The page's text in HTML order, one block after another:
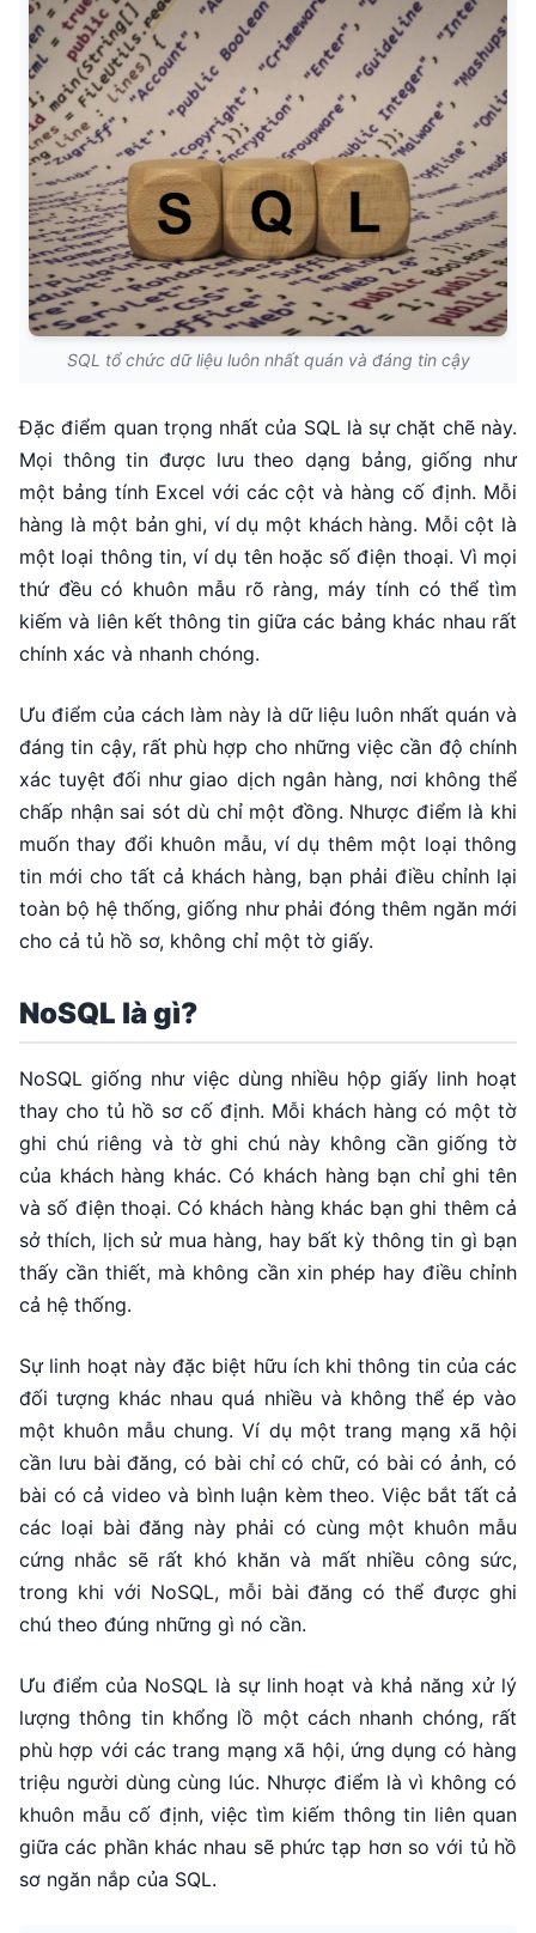
SQL tổ chức dữ liệu luôn nhất quán và đáng tin cậy
Đặc điểm quan trọng nhất của SQL là sự chặt chẽ này.
Mọi thông tin được lưu theo dạng bảng, giống như
một bảng tính Excel với các cột và hàng cố định. Mỗi
hàng là một bản ghi, ví dụ một khách hàng. Mỗi cột là
một loại thông tin, ví dụ tên hoặc số điện thoại. Vì mọi
thứ đều có khuôn mẫu rõ ràng, máy tính có thể tìm
kiếm và liên kết thông tin giữa các bảng khác nhau rất
chính xác và nhanh chóng.
Ưu điểm của cách làm này là dữ liệu luôn nhất quán và
đáng tin cậy, rất phù hợp cho những việc cần độ chính
xác tuyệt đối như giao dịch ngân hàng, nơi không thể
chấp nhận sai sót dù chỉ một đồng. Nhược điểm là khi
muốn thay đổi khuôn mẫu, ví dụ thêm một loại thông
tin mới cho tất cả khách hàng, bạn phải điều chỉnh lại
toàn bộ hệ thống, giống như phải đóng thêm ngăn mới
cho cả tủ hồ sơ, không chỉ một tờ giấy.
NoSQL là gì?
NoSQL giống như việc dùng nhiều hộp giấy linh hoạt
thay cho tủ hồ sơ cố định. Mỗi khách hàng có một tờ
ghi chú riêng và tờ ghi chú này không cần giống tờ
của khách hàng khác. Có khách hàng bạn chỉ ghi tên
và số điện thoại. Có khách hàng khác bạn ghi thêm cả
sở thích, lịch sử mua hàng, hay bất kỳ thông tin gì bạn
thấy cần thiết, mà không cần xin phép hay điều chỉnh
cả hệ thống.
Sự linh hoạt này đặc biệt hữu ích khi thông tin của các
đối tượng khác nhau quá nhiều và không thể ép vào
một khuôn mẫu chung. Ví dụ một trang mạng xã hội
cần lưu bài đăng, có bài chỉ có chữ, có bài có ảnh, có
bài có cả video và bình luận kèm theo. Việc bắt tất cả
các loại bài đăng này phải có cùng một khuôn mẫu
cứng nhắc sẽ rất khó khăn và mất nhiều công sức,
trong khi với NoSQL, mỗi bài đăng có thể được ghi
chú theo đúng những gì nó cần.
Ưu điểm của NoSQL là sự linh hoạt và khả năng xử lý
lượng thông tin khổng lồ một cách nhanh chóng, rất
phù hợp với các trang mạng xã hội, ứng dụng có hàng
triệu người dùng cùng lúc. Nhược điểm là vì không có
khuôn mẫu cố định, việc tìm kiếm thông tin liên quan
giữa các phần khác nhau sẽ phức tạp hơn so với tủ hồ
sơ ngăn nắp của SQL.